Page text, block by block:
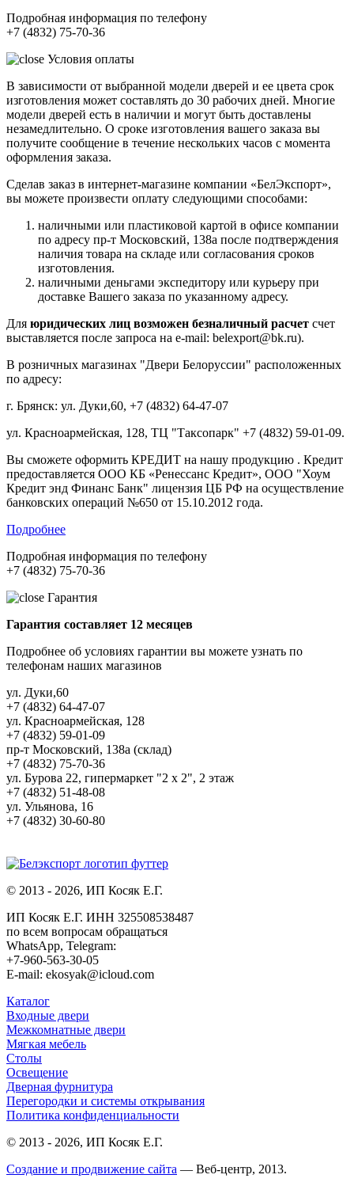
Подробная информация по телефону
+7 (4832) 75-70-36
Условия оплаты
В зависимости от выбранной модели дверей и ее цвета срок
изготовления может составлять до 30 рабочих дней. Многие
модели дверей есть в наличии и могут быть доставлены
незамедлительно. О сроке изготовления вашего заказа вы
получите сообщение в течение нескольких часов с момента
оформления заказа.
Сделав заказ в интернет-магазине компании «БелЭкспорт»,
вы можете произвести оплату следующими способами:
наличными или пластиковой картой в офисе компании
по адресу пр-т Московский, 138а после подтверждения
наличия товара на складе или согласования сроков
изготовления.
наличными деньгами экспедитору или курьеру при
доставке Вашего заказа по указанному адресу.
Для юридических лиц возможен безналичный расчет счет
выставляется после запроса на e-mail: belexport@bk.ru).
В розничных магазинах "Двери Белоруссии" расположенных
по адресу:
г. Брянск: ул. Дуки,60, +7 (4832) 64-47-07
ул. Красноармейская, 128, ТЦ "Таксопарк" +7 (4832) 59-01-09.
Вы сможете оформить КРЕДИТ на нашу продукцию . Кредит
предоставляется ООО КБ «Ренессанс Кредит», ООО "Хоум
Кредит энд Финанс Банк" лицензия ЦБ РФ на осуществление
банковских операций №650 от 15.10.2012 года.
Подробнее
Подробная информация по телефону
+7 (4832) 75-70-36
Гарантия
Гарантия составляет 12 месяцев
Подробнее об условиях гарантии вы можете узнать по
телефонам наших магазинов
ул. Дуки,60
+7 (4832) 64-47-07
ул. Красноармейская, 128
+7 (4832) 59-01-09
пр-т Московский, 138а (склад)
+7 (4832) 75-70-36
ул. Бурова 22, гипермаркет "2 х 2", 2 этаж
+7 (4832) 51-48-08
ул. Ульянова, 16
+7 (4832) 30-60-80
© 2013 - 2026, ИП Косяк Е.Г.
ИП Косяк Е.Г. ИНН 325508538487
по всем вопросам обращаться
WhatsApp, Telegram:
+7-960-563-30-05
E-mail: ekosyak@icloud.com
Каталог
Входные двери
Межкомнатные двери
Мягкая мебель
Столы
Освещение
Дверная фурнитура
Перегородки и системы открывания
Политика конфиденциальности
© 2013 - 2026, ИП Косяк Е.Г.
Создание и продвижение сайта — Веб-центр, 2013.